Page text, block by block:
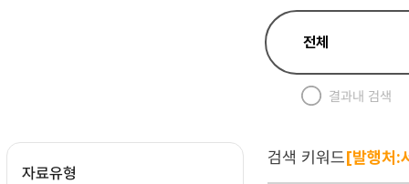
결과내 검색
자료유형
검색 키워드[발행처: